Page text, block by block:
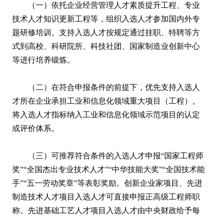
（一）依托企业经营管理人才素质提升工程、专业
技术人才知识更新工程等，组织入选人才参加国内外专
题研修培训。支持入选人才按规定通过挂职、特聘等方
式到高校、科研院所、科技社团、国家制造业创新中心
等进行培养锻炼。
（二）在符合申报条件的前提下，优先支持入选人
才所在企业承担工业和信息化领域重大项目（工程）。
将入选人才指标纳入工业和信息化领域示范项目的认定
或评价体系。
（三）可推荐符合条件的入选人才申报“国家工程师
奖”“全国杰出专业技术人才”“中华技能大奖”“全国技术能
手”“五一劳动奖章”等表彰奖励。创新企业家项目、先进
制造技术人才项目入选人才可直接申报正高级工程师职
称。先进基础工艺人才项目入选人才由中央财政给予每